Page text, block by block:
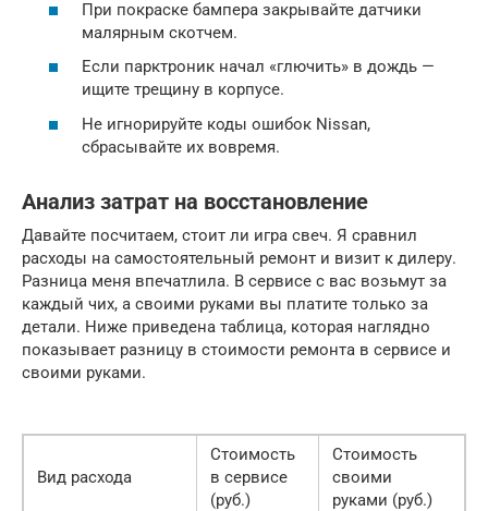
При покраске бампера закрывайте датчики
малярным скотчем.
Если парктроник начал «глючить» в дождь —
ищите трещину в корпусе.
Не игнорируйте коды ошибок Nissan,
сбрасывайте их вовремя.
Анализ затрат на восстановление
Давайте посчитаем, стоит ли игра свеч. Я сравнил
расходы на самостоятельный ремонт и визит к дилеру.
Разница меня впечатлила. В сервисе с вас возьмут за
каждый чих, а своими руками вы платите только за
детали. Ниже приведена таблица, которая наглядно
показывает разницу в стоимости ремонта в сервисе и
своими руками.
Вид расхода
Стоимость
в сервисе
(руб.)
Стоимость
своими
руками (руб.)